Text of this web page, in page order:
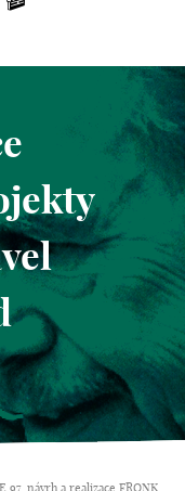
97, návrh a realizace FRONK